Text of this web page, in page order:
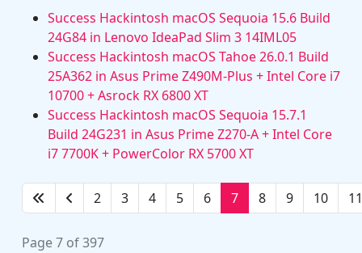
Success Hackintosh macOS Sequoia 15.6 Build
24G84 in Lenovo IdeaPad Slim 3 14IML05
Success Hackintosh macOS Tahoe 26.0.1 Build
25A362 in Asus Prime Z490M-Plus + Intel Core i7
10700 + Asrock RX 6800 XT
Success Hackintosh macOS Sequoia 15.7.1
Build 24G231 in Asus Prime Z270-A + Intel Core
i7 7700K + PowerColor RX 5700 XT
2 3 4 5 6 7 8 9 10 11
Page 7 of 397